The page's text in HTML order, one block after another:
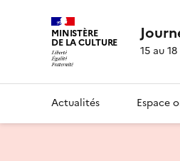
MINISTÈRE
DE LA CULTURE
15 au
Actualités Espace